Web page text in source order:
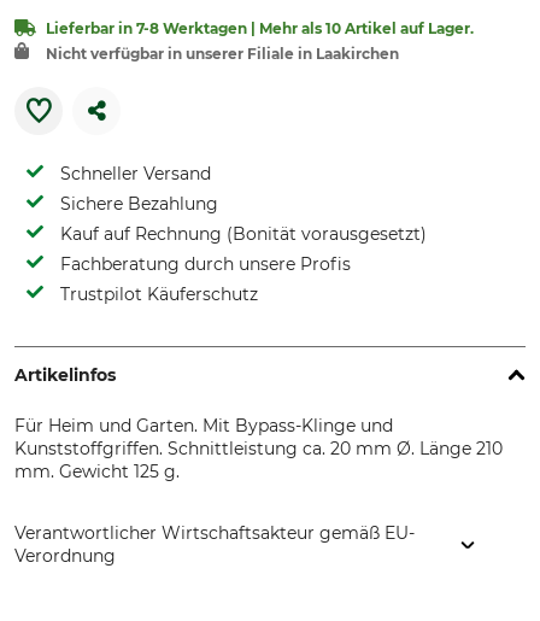
Lieferbar in 7-8 Werktagen | Mehr als 10 Artikel auf Lager.
Nicht verfügbar in unserer Filiale in Laakirchen
Schneller Versand
Sichere Bezahlung
Kauf auf Rechnung (Bonität vorausgesetzt)
Fachberatung durch unsere Profis
Trustpilot Käuferschutz
Artikelinfos
Für Heim und Garten. Mit Bypass-Klinge und
Kunststoffgriffen. Schnittleistung ca. 20 mm Ø. Länge 210
mm. Gewicht 125 g.
Verantwortlicher Wirtschaftsakteur gemäß EU-
Verordnung